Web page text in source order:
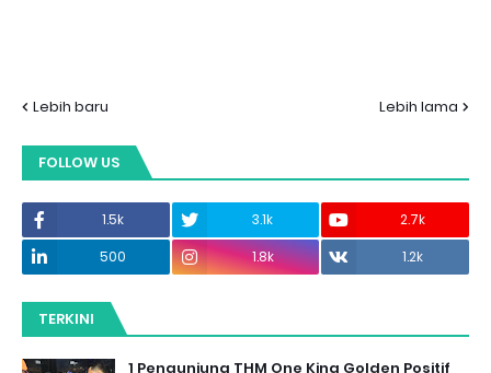
Lebih baru Lebih lama
FOLLOW US
1.5k 3.1k
2.7k
500
1.8k 1.2k
TERKINI
1 Pengunjung THM One King Golden Positif